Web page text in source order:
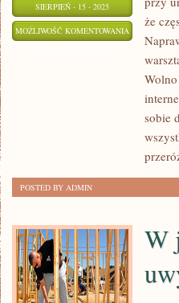
SIERPIEŃ - 15 - 2025
MOŻLIWOŚĆ KOMENTOWANIA
WARSZTAT
że
sobie
POSTED BY ADMIN
W